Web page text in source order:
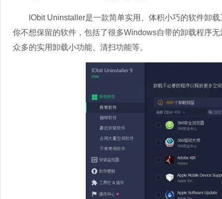
IObit Uninstaller是一款简单实用、体积小巧的软件卸载
你不想保留的软件，包括了很多Windows自带的卸载程序
众多的实用卸载小功能、清扫功能等。